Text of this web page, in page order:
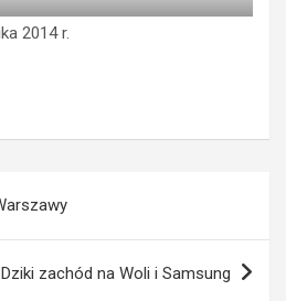
2014 r.
Dziki zachód na Woli i Samsung